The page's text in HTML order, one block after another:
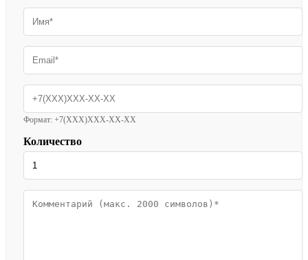
Формат: +7(XXX)XXX-XX-XX
Количество